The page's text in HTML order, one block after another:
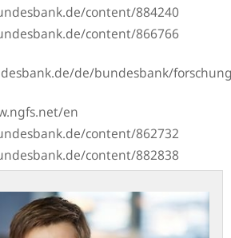
content/884240
content/866766
de/bundesbank/
en
content/862732
content/882838